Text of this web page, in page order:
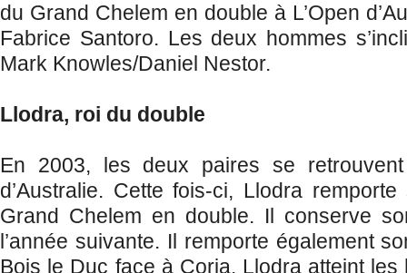
du Grand Chelem en double à L’Open
Fabrice Santoro. Les deux hommes
Mark Knowles/Daniel Nestor.
Llodra, roi du double
En 2003, les deux paires se
d’Australie. Cette fois-ci, Llodra
Grand Chelem en double. Il conserve
l’année suivante. Il remporte également
Bois le Duc face à Coria. Llodra atteint les